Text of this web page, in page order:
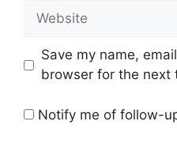
Website
Save my name,
browser for the next
Notify me of follow-